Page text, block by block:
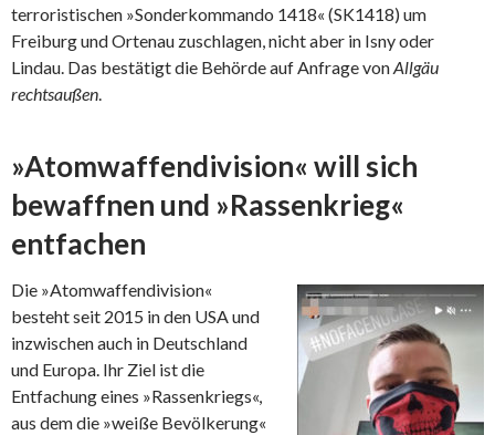
terroristischen »Sonderkommando 1418« (SK1418) um
Freiburg und Ortenau zuschlagen, nicht aber in Isny oder
Lindau. Das bestätigt die Behörde auf Anfrage vonAllgäu
rechtsaußen.
»Atomwaffendivision« will sich
bewaffnen und »Rassenkrieg«
entfachen
Die »Atomwaffendivision«
besteht seit 2015 in den USA und
inzwischen auch in Deutschland
und Europa. Ihr Ziel ist die
Entfachung eines »Rassenkriegs«,
aus dem die »weiße Bevölkerung«